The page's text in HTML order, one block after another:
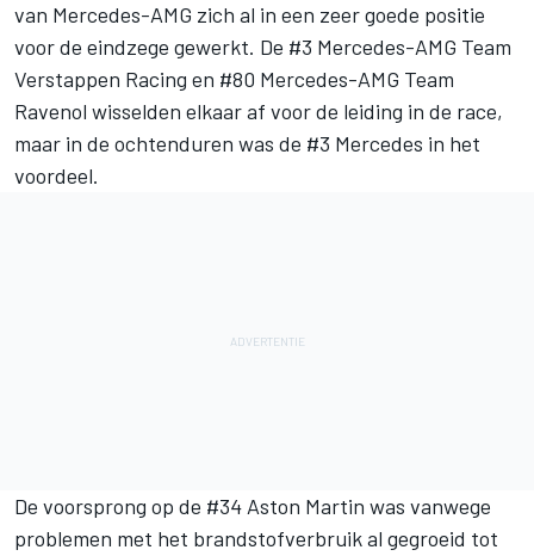
van Mercedes-AMG zich al in een zeer goede positie
voor de eindzege gewerkt. De #3 Mercedes-AMG Team
Verstappen Racing en #80 Mercedes-AMG Team
Ravenol wisselden elkaar af voor de leiding in de race,
maar in de ochtenduren was de #3 Mercedes in het
voordeel.
De voorsprong op de #34 Aston Martin was vanwege
problemen met het brandstofverbruik al gegroeid tot